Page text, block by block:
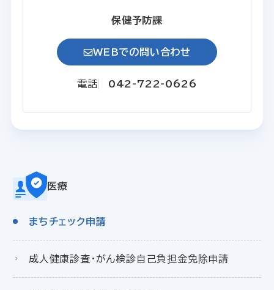
保健予防課
WEBでの問い合わせ
電話 042-722-0626
医療
まちチェック申請
成人健康診査・がん検診自己負担金免除申請